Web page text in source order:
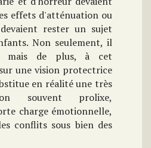
effets d'atténuation ou
rester un sujet
Non seulement, il
mais de plus, à cet
une vision protectrice
en réalité une très
souvent prolixe,
charge émotionnelle,
conflits sous bien des